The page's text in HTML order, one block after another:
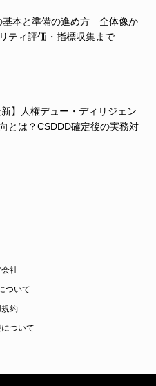
基本と準備の進め方 全体像か
ティ評価・指標収集まで
新】人権デュー・ディリジェン
とは？CSDDD確定後の実務対
社
ついて
約
ついて